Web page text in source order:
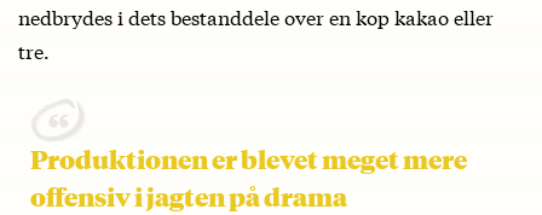
nedbrydes i dets bestanddele over en kop kakao eller
tre.
Produktionen er blevet meget mere
offensiv i jagten på drama